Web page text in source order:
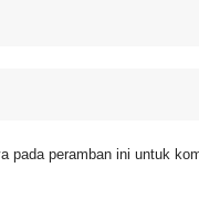
pada peramban ini untuk